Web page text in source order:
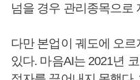
넘을 경우 관리종목으로
다만 본업이 궤도에 오
있다. 마음AI는 2021년